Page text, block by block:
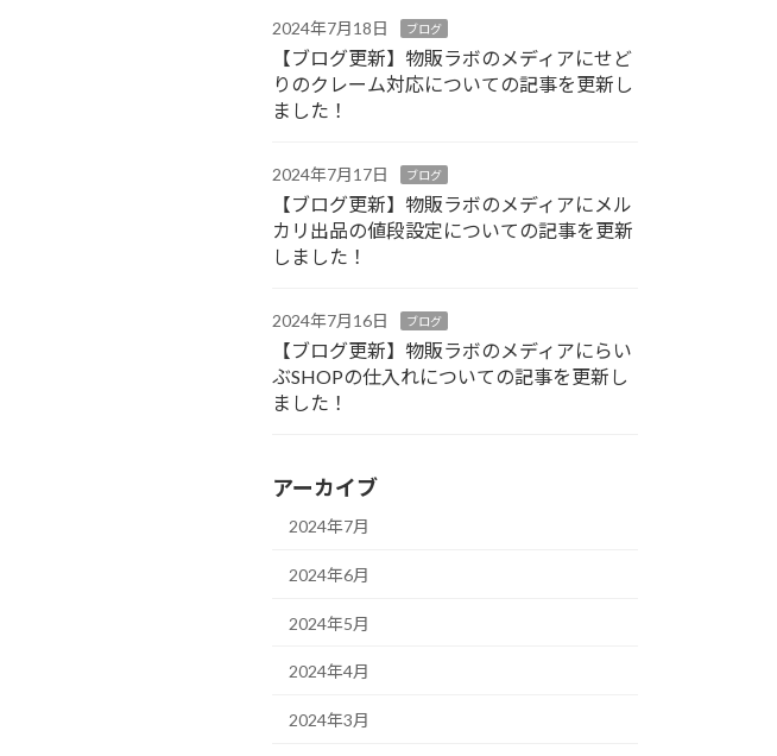
2024年7月18日 ブログ
【ブログ更新】物販ラボのメディアにせど
りのクレーム対応についての記事を更新し
ました！
2024年7月17日 ブログ
【ブログ更新】物販ラボのメディアにメル
カリ出品の値段設定についての記事を更新
しました！
2024年7月16日 ブログ
【ブログ更新】物販ラボのメディアにらい
ぶSHOPの仕入れについての記事を更新し
ました！
アーカイブ
2024年7月
2024年6月
2024年5月
2024年4月
2024年3月